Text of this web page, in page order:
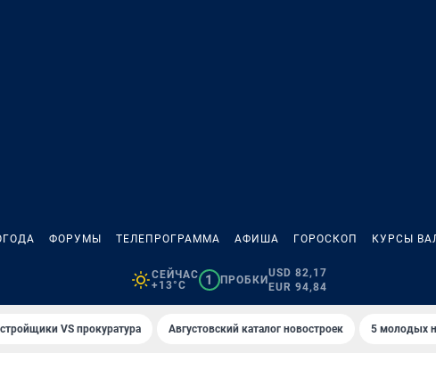
ФОРУМЫ ТЕЛЕПРОГРАММА АФИША ГОРОСКОП КУРСЫ
СЕЙЧАС
+13°C
1 ПРОБКИ
USD 82,17
EUR 94,84
VS прокуратура Августовский каталог новостроек 5 молодых